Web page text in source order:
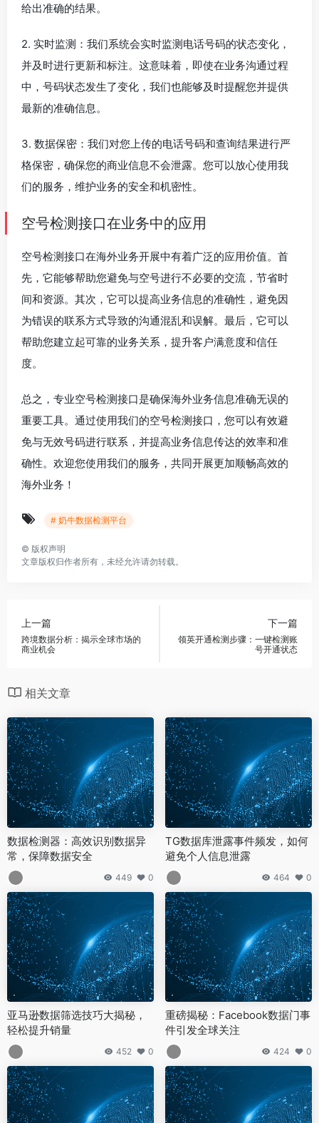
给出准确的结果。
2. 实时监测：我们系统会实时监测电话号码的状态变化，
并及时进行更新和标注。这意味着，即使在业务沟通过程
中，号码状态发生了变化，我们也能够及时提醒您并提供
最新的准确信息。
3. 数据保密：我们对您上传的电话号码和查询结果进行严
格保密，确保您的商业信息不会泄露。您可以放心使用我
们的服务，维护业务的安全和机密性。
空号检测接口在业务中的应用
空号检测接口在海外业务开展中有着广泛的应用价值。首
先，它能够帮助您避免与空号进行不必要的交流，节省时
间和资源。其次，它可以提高业务信息的准确性，避免因
为错误的联系方式导致的沟通混乱和误解。最后，它可以
帮助您建立起可靠的业务关系，提升客户满意度和信任
度。
总之，专业空号检测接口是确保海外业务信息准确无误的
重要工具。通过使用我们的空号检测接口，您可以有效避
免与无效号码进行联系，并提高业务信息传达的效率和准
确性。欢迎您使用我们的服务，共同开展更加顺畅高效的
海外业务！
# 奶牛数据检测平台
© 版权声明
文章版权归作者所有，未经允许请勿转载。
上一篇
跨境数据分析：揭示全球市场的
商业机会
下一篇
领英开通检测步骤：一键检测账
号开通状态
相关文章
数据检测器：高效识别数据异
常，保障数据安全
449 0
TG数据库泄露事件频发，如何
避免个人信息泄露
464 0
亚马逊数据筛选技巧大揭秘，
轻松提升销量
452 0
重磅揭秘：Facebook数据门事
件引发全球关注
424 0